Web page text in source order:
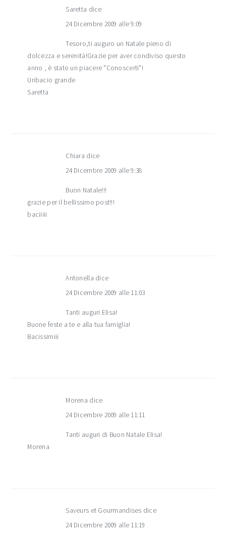
Saretta dice
24 Dicembre 2009 alle 9:09
Tesoro,ti auguro un Natale pieno di
dolcezza e serenità!Grazie per aver condiviso questo
anno , è stato un piacere "Conoscerti"!
Unbacio grande
Saretta
Chiara dice
24 Dicembre 2009 alle 9:38
Buon Natale!!!
grazie per il bellissimo post!!!
baciiiii
Antonella dice
24 Dicembre 2009 alle 11:03
Tanti auguri Elisa!
Buone feste a te e alla tua famiglia!
Bacissimiii
Morena dice
24 Dicembre 2009 alle 11:11
Tanti auguri di Buon Natale Elisa!
Morena
Saveurs et Gourmandises dice
24 Dicembre 2009 alle 11:19